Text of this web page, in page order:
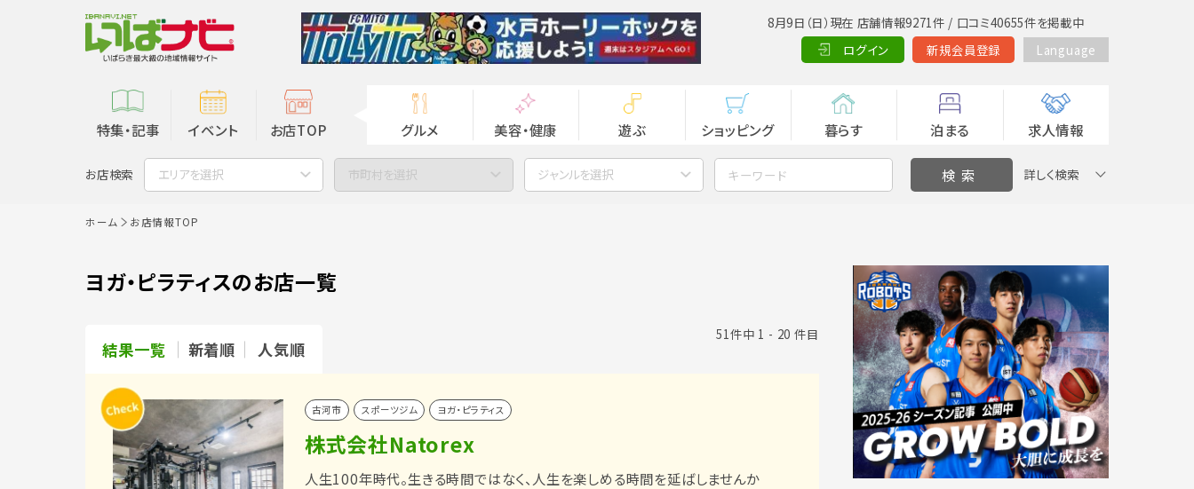
8月9日（日）現在 店舗情報9271件 / 口コミ40655件を掲載中
ログイン
新規会員登録 Language
特集・記事 イベント お店TOP グルメ 美容・健康 遊ぶ ショッピング 暮らす 泊まる 求人情報
お店検索 エリアを選択 市町村を選択 ジャンルを選択 詳しく検索
ホーム お店情報TOP
ヨガ・ピラティスのお店一覧
結果一覧 新着順 人気順
51件中 1 - 20 件目
古河市 スポーツジム ヨガ・ピラティス
株式会社Natorex
人生100年時代。生きる時間ではなく、人生を楽しめる時間を延ばしませんか